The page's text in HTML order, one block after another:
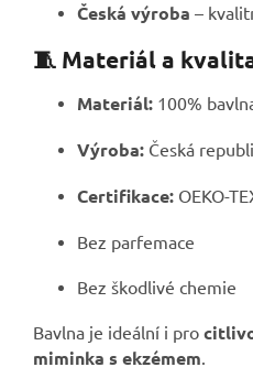
Česká výroba –
🧵 Materiál a
Materiál: 100%
Výroba: Česká
Certifikace: OEKO-
Bez parfemace
Bez škodlivé chemie
Bavlna je ideální i pro
miminka s ekzémem.